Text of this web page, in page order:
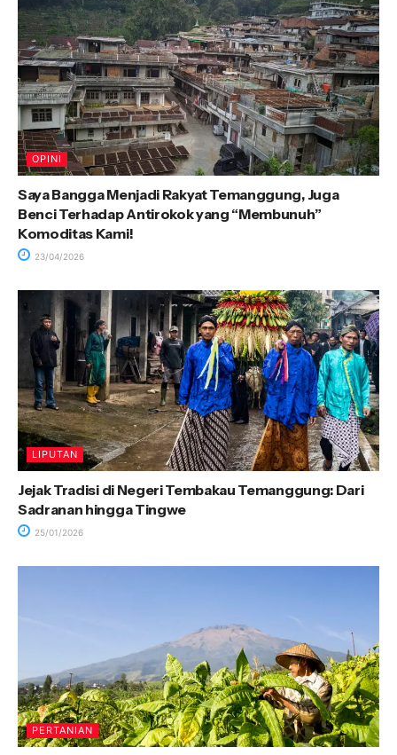
OPINI
Saya Bangga Menjadi Rakyat Temanggung, Juga
Benci Terhadap Antirokok yang “Membunuh”
Komoditas Kami!
23/04/2026
LIPUTAN
Jejak Tradisi di Negeri Tembakau Temanggung: Dari
Sadranan hingga Tingwe
25/01/2026
PERTANIAN